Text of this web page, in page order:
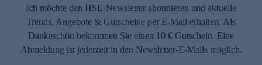
Ich möchte den HSE-Newsletter abonnieren und aktuelle
Trends, Angebote & Gutscheine per E-Mail erhalten. Als
Dankeschön bekommen Sie einen 10 € Gutschein. Eine
Abmeldung ist jederzeit in den Newsletter-E-Mails möglich.